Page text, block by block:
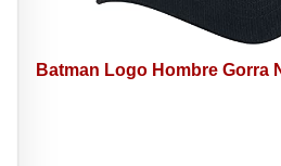
Batman Logo Hombre Gorra